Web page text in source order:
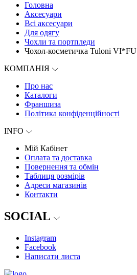
Головна
Аксесуари
Всі аксесуари
Для одягу
Чохли та портпледи
Чохол-косметичка Tuloni VI*FU
КОМПАНІЯ
Про нас
Каталоги
Франшиза
Політика конфіденційності
INFO
Мій Кабінет
Оплата та доставка
Повернення та обмін
Таблиця розмірів
Адреси магазинів
Контакти
SOCIAL
Instagram
Facebook
Написати листа